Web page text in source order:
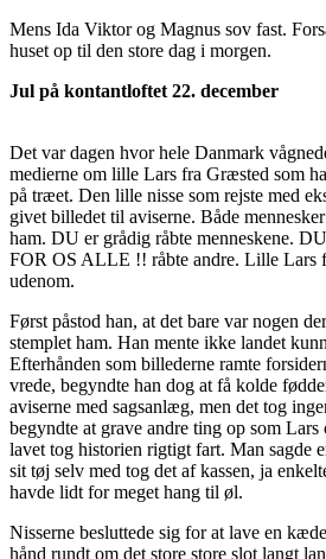
Mens Ida Viktor og Magnus sov fast.
huset op til den store dag i morgen.
Jul på kontantloftet 22. december
Det var dagen hvor hele Danmark
medierne om lille Lars fra Græsted som
på træet. Den lille nisse som rejste med
givet billedet til aviserne. Både
ham. DU er grådig råbte menneskene.
FOR OS ALLE !! råbte andre. Lille Lars
udenom.
Først påstod han, at det bare var nogen
stemplet ham. Han mente ikke landet
Efterhånden som billederne ramte
vrede, begyndte han dog at få kolde
aviserne med sagsanlæg, men det tog
begyndte at grave andre ting op som Lars
lavet tog historien rigtigt fart. Man sagde
sit tøj selv med tog det af kassen, ja
havde lidt for meget hang til øl.
Nisserne besluttede sig for at lave en
hånd rundt om det store store slot langt